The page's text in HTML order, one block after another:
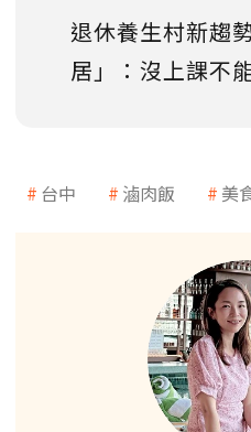
退休養生村新趨
居」：沒上課不
台中 滷肉飯 美